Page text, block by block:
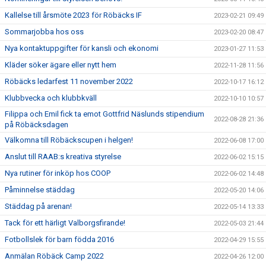
Kallelse till årsmöte 2023 för Röbäcks IF 2023-02-21 09:49
Sommarjobba hos oss 2023-02-20 08:47
Nya kontaktuppgifter för kansli och ekonomi 2023-01-27 11:53
Kläder söker ägare eller nytt hem 2022-11-28 11:56
Röbäcks ledarfest 11 november 2022 2022-10-17 16:12
Klubbvecka och klubbkväll 2022-10-10 10:57
Filippa och Emil fick ta emot Gottfrid Näslunds stipendium
på Röbäcksdagen
2022-08-28 21:36
Välkomna till Röbäckscupen i helgen! 2022-06-08 17:00
Anslut till RAAB:s kreativa styrelse 2022-06-02 15:15
Nya rutiner för inköp hos COOP 2022-06-02 14:48
Påminnelse städdag 2022-05-20 14:06
Städdag på arenan! 2022-05-14 13:33
Tack för ett härligt Valborgsfirande! 2022-05-03 21:44
Fotbollslek för barn födda 2016 2022-04-29 15:55
Anmälan Röbäck Camp 2022 2022-04-26 12:00